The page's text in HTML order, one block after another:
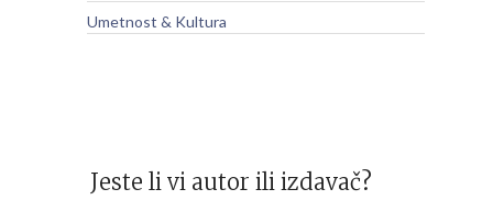
Umetnost & Kultura
Jeste li vi autor ili izdavač?